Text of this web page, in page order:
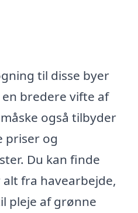
til disse byer
bredere vifte af
også tilbyder
priser og
Du kan finde
fra havearbejde,
pleje af grønne